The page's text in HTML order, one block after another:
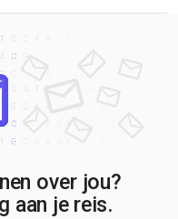
over jou?
aan je reis.